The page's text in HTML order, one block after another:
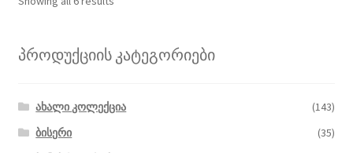
პროდუქციის კატეგორიები
ახალი კოლექცია
(143)
ბისერი
(35)